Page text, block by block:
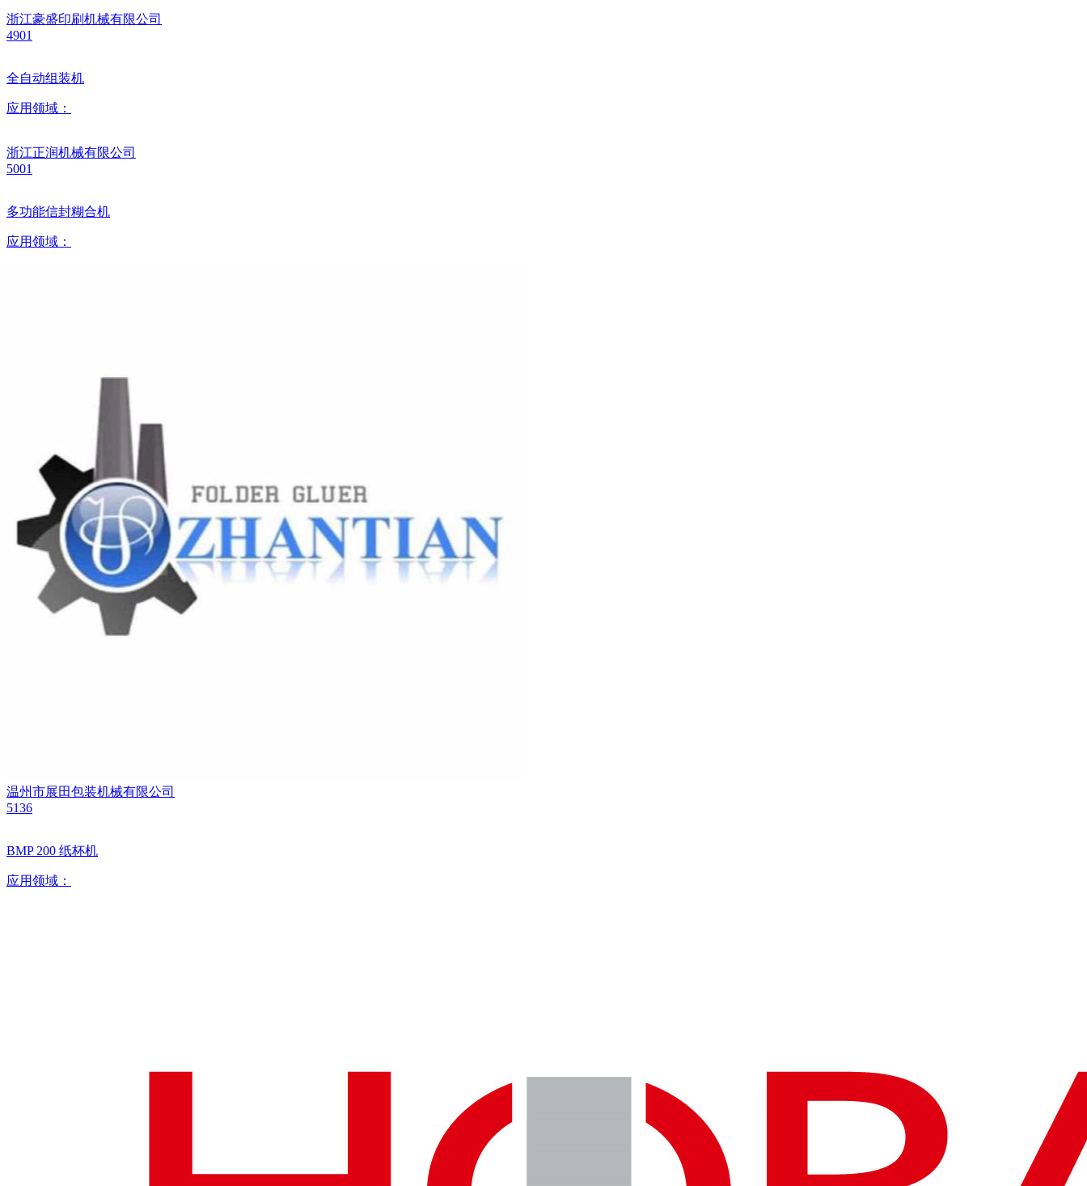
浙江豪盛印刷机械有限公司
4901
全自动组装机
应用领域：
浙江正润机械有限公司
5001
多功能信封糊合机
应用领域：
温州市展田包装机械有限公司
5136
BMP 200 纸杯机
应用领域：